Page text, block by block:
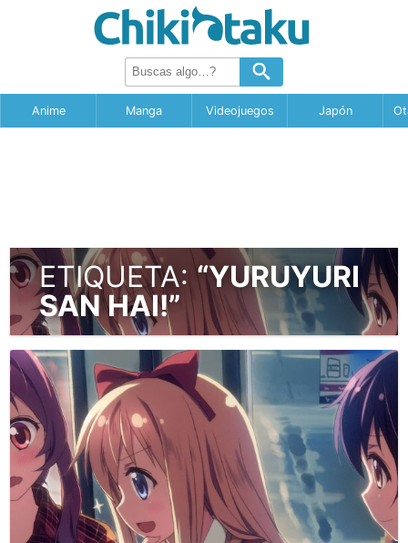
Anime Manga Videojuegos Japón
ETIQUETA:“YURUYURI
SAN HAI!”